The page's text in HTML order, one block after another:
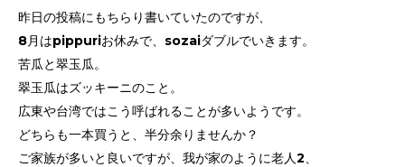
昨日の投稿にもちらり書いていたのですが、
8月はpippuriお休みで、sozaiダブルでいきます。
苦瓜と翠玉瓜。
翠玉瓜はズッキーニのこと。
広東や台湾ではこう呼ばれることが多いようです。
どちらも一本買うと、半分余りませんか？
ご家族が多いと良いですが、我が家のように老人2、